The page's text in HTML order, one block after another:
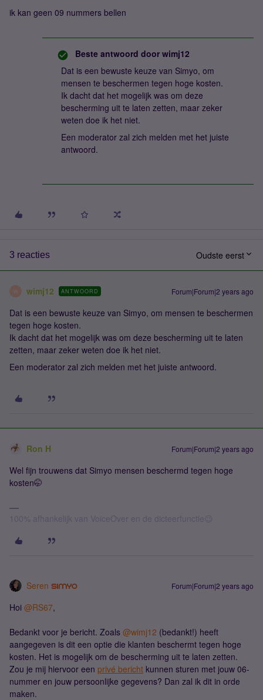
ik kan geen 09 nummers bellen
Beste antwoord door wimj12
Dat is een bewuste keuze van Simyo, om
mensen te beschermen tegen hoge kosten.
Ik dacht dat het mogelijk was om deze
bescherming uit te laten zetten, maar zeker
weten doe ik het niet.
Een moderator zal zich melden met het juiste
antwoord.
3 reacties Oudste eerst
W wimj12 ANTWOORD Forum|Forum|2 years ago
Dat is een bewuste keuze van Simyo, om mensen te beschermen
tegen hoge kosten.
Ik dacht dat het mogelijk was om deze bescherming uit te laten
zetten, maar zeker weten doe ik het niet.
Een moderator zal zich melden met het juiste antwoord.
Ron H Forum|Forum|2 years ago
Wel fijn trouwens dat Simyo mensen beschermd tegen hoge
kosten🤭
100% afhankelijk van VoiceOver en de dicteerfunctie😉
Seren Forum|Forum|2 years ago
Hoi @RS67,
Bedankt voor je bericht. Zoals @wimj12 (bedankt!) heeft
aangegeven is dit een optie die klanten beschermt tegen hoge
kosten. Het is mogelijk om de bescherming uit te laten zetten.
Zou je mij hiervoor een privé bericht kunnen sturen met jouw 06-
nummer en jouw persoonlijke gegevens? Dan zal ik dit in orde
maken.